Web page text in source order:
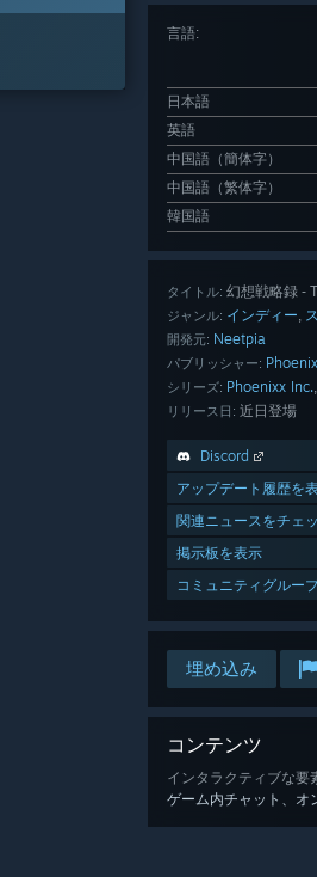
言語:
日本語
英語
中国語（簡体字）
中国語（繁体字）
韓国語
タイトル: 幻想戦略録 -
ジャンル: インディー,
開発元: Neetpia
パブリッシャー:
シリーズ: Phoenixx Inc.,
リリース日: 近日登場
Discord
アップデート履歴を
関連ニュースをチェ
掲示板を表示
コミュニティグルー
埋め込み
コンテンツ
インタラクティブな要
ゲーム内チャット、オ